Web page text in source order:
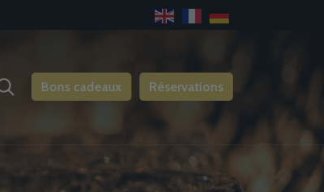
Bons cadeaux Réservations